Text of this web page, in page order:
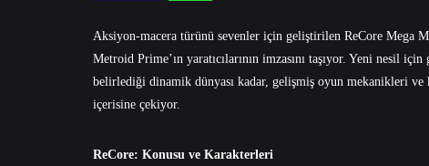
Aksiyon-macera türünü sevenler için geliştirilen ReCore Mega
Metroid Prime’ın yaratıcılarının imzasını taşıyor. Yeni nesil
belirlediği dinamik dünyası kadar, gelişmiş oyun mekanikleri
içerisine çekiyor.
ReCore: Konusu ve Karakterleri